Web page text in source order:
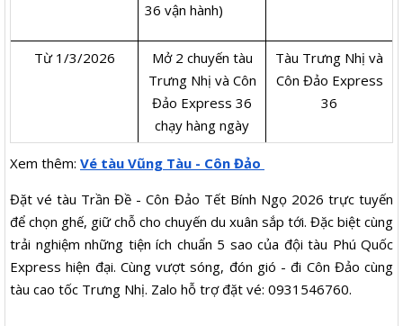
36 vận hành)
Từ 1/3/2026
Mở 2 chuyến tàu
Trưng Nhị và Côn
Đảo Express 36
chạy hàng ngày
Tàu Trưng Nhị và
Côn Đảo Express
36
Xem thêm: Vé tàu Vũng Tàu - Côn Đảo
Đặt vé tàu Trần Đề - Côn Đảo Tết Bính Ngọ 2026 trực tuyến
để chọn ghế, giữ chỗ cho chuyến du xuân sắp tới. Đặc biệt cùng
trải nghiệm những tiện ích chuẩn 5 sao của đội tàu Phú Quốc
Express hiện đại. Cùng vượt sóng, đón gió - đi Côn Đảo cùng
tàu cao tốc Trưng Nhị. Zalo hỗ trợ đặt vé: 0931546760.